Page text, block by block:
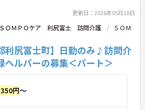
更新日：2026年05月18日
ＳＯＭＰＯケア 利尻富士 訪問介護
ＳＯＭ
利尻富士町】日勤のみ♪訪問介
ヘルパーの募集＜パート＞
円～